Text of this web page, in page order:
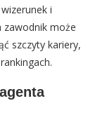
i
może
szczyty kariery,